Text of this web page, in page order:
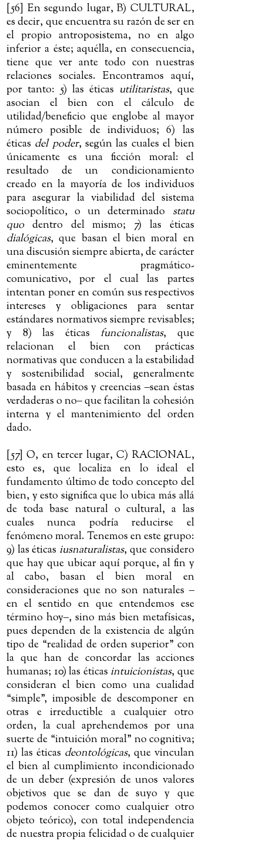
[56] En segundo lugar, B) CULTURAL,
es decir, que encuentra su razón de ser en
el propio antroposistema, no en algo
inferior a éste; aquélla, en consecuencia,
tiene que ver ante todo con nuestras
relaciones sociales. Encontramos aquí,
por tanto: 5) las éticas utilitaristas, que
asocian el bien con el cálculo de
utilidad/beneficio que englobe al mayor
número posible de individuos; 6) las
éticas del poder, según las cuales el bien
únicamente es una ficción moral: el
resultado de un condicionamiento
creado en la mayoría de los individuos
para asegurar la viabilidad del sistema
sociopolítico, o un determinado statu
quodentro del mismo; 7) las éticas
dialógicas, que basan el bien moral en
una discusión siempre abierta, de carácter
eminentemente pragmático-
comunicativo, por el cual las partes
intentan poner en común sus respectivos
intereses y obligaciones para sentar
estándares normativos siempre revisables;
y 8) las éticas funcionalistas, que
relacionan el bien con prácticas
normativas que conducen a la estabilidad
y sostenibilidad social, generalmente
basada en hábitos y creencias‒sean éstas
verdaderas o no‒que facilitan la cohesión
interna y el mantenimiento del orden
dado.
[57] O, en tercer lugar, C) RACIONAL,
esto es, que localiza en lo ideal el
fundamento último de todo concepto del
bien, y esto significa que lo ubica más allá
de toda base natural o cultural, a las
cuales nunca podría reducirse el
fenómeno moral. Tenemos en este grupo:
9) las éticas iusnaturalistas, que considero
que hay que ubicar aquí porque, al fin y
al cabo, basan el bien moral en
consideraciones que no son naturales‒
en el sentido en que entendemos ese
término hoy‒, sino más bien metafísicas,
pues dependen de la existencia de algún
tipo de “realidad de orden superior” con
la que han de concordar las acciones
humanas; 10) las éticas intuicionistas, que
consideran el bien como una cualidad
“simple”, imposible de descomponer en
otras e irreductible a cualquier otro
orden, la cual aprehendemos por una
suerte de “intuición moral” no cognitiva;
11) las éticas deontológicas, que vinculan
el bien al cumplimiento incondicionado
de un deber (expresión de unos valores
objetivos que se dan de suyo y que
podemos conocer como cualquier otro
objeto teórico), con total independencia
de nuestra propia felicidad o de cualquier